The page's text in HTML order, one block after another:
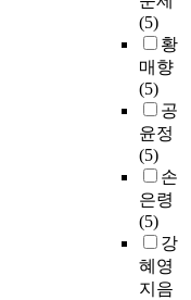
(5)
황
매향
(5)
공
윤정
(5)
손
은령
(5)
강
혜영
지음